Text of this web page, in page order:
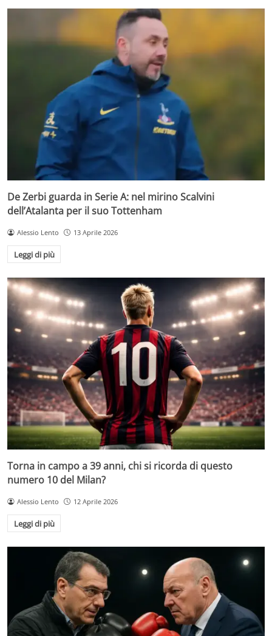
De Zerbi guarda in Serie A: nel mirino Scalvini
dell’Atalanta per il suo Tottenham
Alessio Lento 13 Aprile 2026
Leggi di più
Torna in campo a 39 anni, chi si ricorda di questo
numero 10 del Milan?
Alessio Lento 12 Aprile 2026
Leggi di più